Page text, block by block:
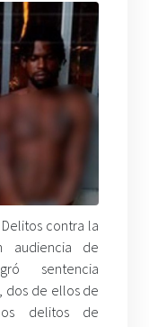
contra la
audiencia de
sentencia
dos de ellos de
delitos de